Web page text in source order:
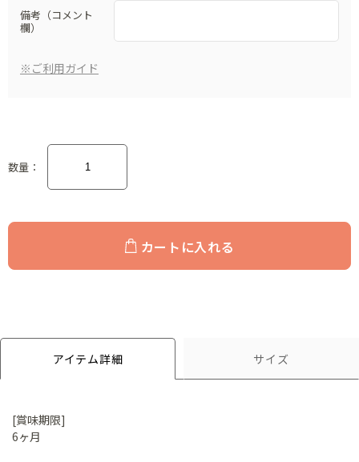
備考（コメント
欄）
※ご利用ガイド
数量：
カートに入れる
アイテム詳細 サイズ
[賞味期限]
6ヶ月